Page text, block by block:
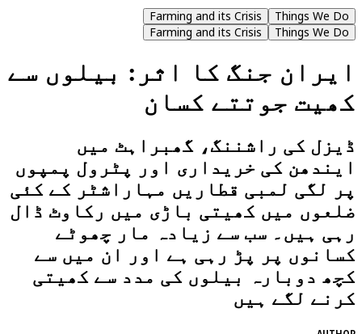
Things We Do
Farming and its Crisis
Things We Do
Farming and its Crisis
ایران جنگ کا اثر: بیلوں سے
کھیت جوتتے کسان
ڈیزل کی راشننگ، گھبراہٹ میں
ایندھن کی خریداری اور پٹرول پمپوں
پر لگی لمبی قطاریں مہاراشٹر کے کئی
ضلعوں میں کھیتی باڑی میں رکاوٹ ڈال
رہی ہیں۔ سب سے زیادہ مار چھوٹے
کسانوں پر پڑ رہی ہے اور ان میں سے
کچھ دوبارہ بیلوں کی مدد سے کھیتی
کرنے لگے ہیں